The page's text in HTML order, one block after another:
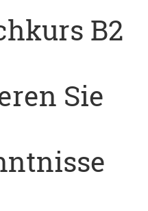
B2
Sie